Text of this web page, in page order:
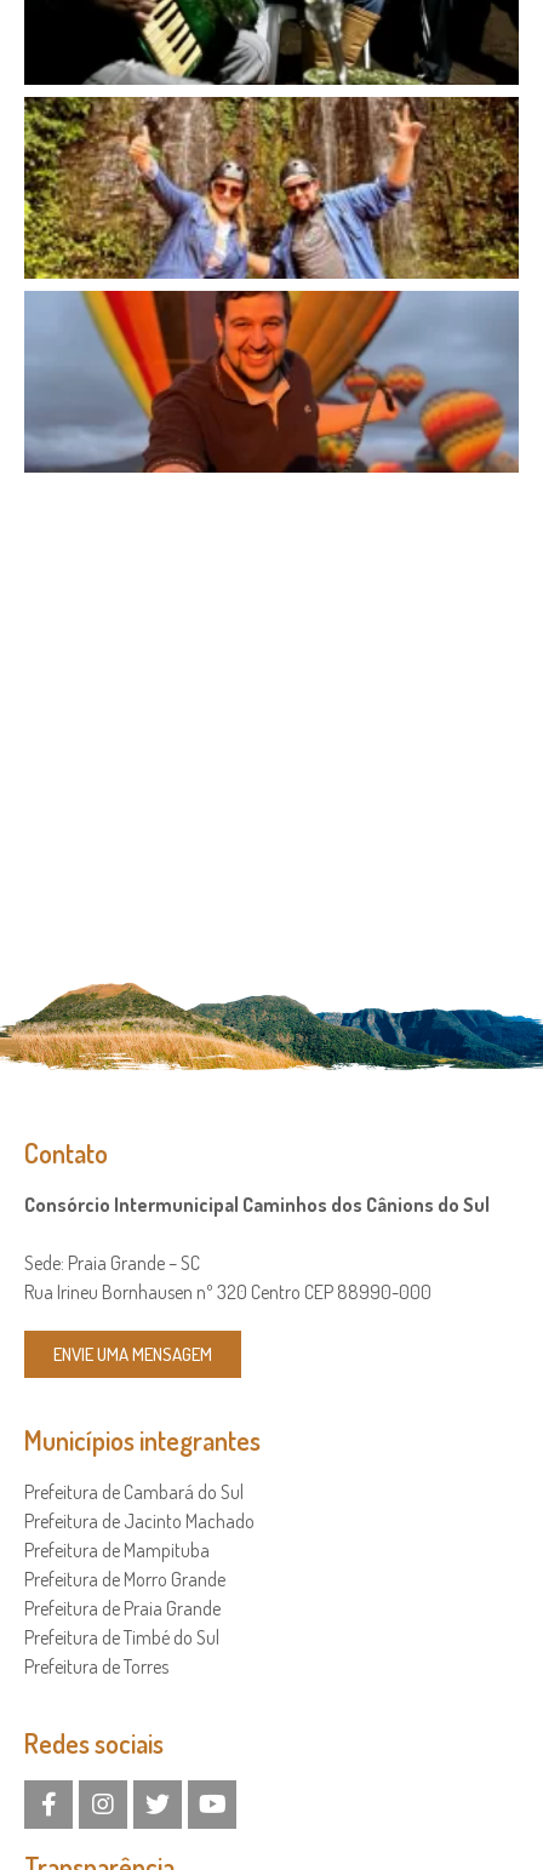
Contato
Consórcio Intermunicipal Caminhos dos Cânions do Sul
Sede: Praia Grande – SC
Rua Irineu Bornhausen nº 320 Centro CEP 88990-000
ENVIE UMA MENSAGEM
Municípios integrantes
Prefeitura de Cambará do Sul
Prefeitura de Jacinto Machado
Prefeitura de Mampituba
Prefeitura de Morro Grande
Prefeitura de Praia Grande
Prefeitura de Timbé do Sul
Prefeitura de Torres
Redes sociais